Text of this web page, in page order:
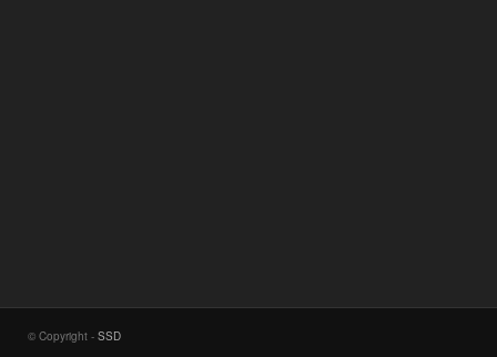
© Copyright - SSD